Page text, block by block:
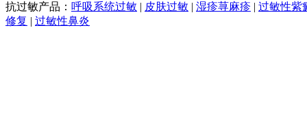
抗过敏产品： 呼吸系统过敏 | 皮肤过敏 | 湿疹荨麻疹 | 过敏性紫
修复 | 过敏性鼻炎